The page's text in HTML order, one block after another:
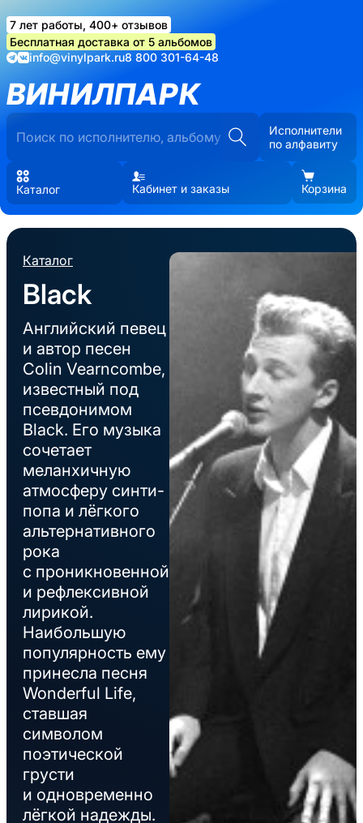
7 лет работы, 400+ отзывов
Бесплатная доставка от 5 альбомов
info@vinylpark.ru8 800 301-64-48
ВИНИЛПАРК
Исполнители
по алфавиту
Каталог Кабинет и заказы Корзина
Каталог
Black
Английский певец
и автор песен
Colin Vearncombe,
известный под
псевдонимом
Black. Его музыка
сочетает
меланхичную
атмосферу синти-
попа и лёгкого
альтернативного
рока
с проникновенной
и рефлексивной
лирикой.
Наибольшую
популярность ему
принесла песня
Wonderful Life,
ставшая
символом
поэтической
грусти
и одновременно
лёгкой надежды.